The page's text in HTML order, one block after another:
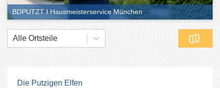
BDPUTZT I Hausmeisterservice München
Alle Ortsteile
Die Putzigen Elfen